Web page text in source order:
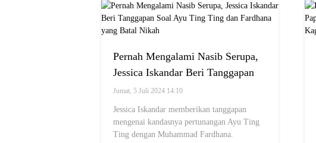
Pernah Mengalami Nasib Serupa,
Jessica Iskandar Beri Tanggapan
Soal Ayu Ting Ting dan Fardhana
yang Batal Nikah
Jumat, 5 Juli 2024 14:10
Jessica Iskandar memberikan tanggapan
mengenai kandasnya pertunangan Ayu Ting
Ting dengan Muhammad Fardhana.